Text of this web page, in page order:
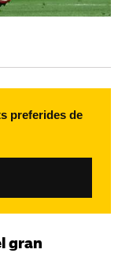
preferides de
gran